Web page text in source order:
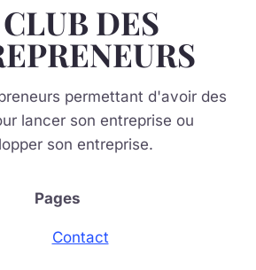
DES
permettant d'avoir des
lancer son entreprise ou
son entreprise.
Pages
Contact